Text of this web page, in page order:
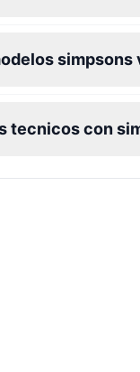
simpsons
tecnicos con